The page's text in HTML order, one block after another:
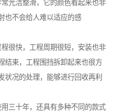
光洁整滑，它的颜色看起来也非
也不会给人难以适应的感
很快，工程周期很短，安装也非
结束，工程围挡拆卸起来也很方
状况的处理，能够进行回收再利
三十年，还具有多种不同的款式